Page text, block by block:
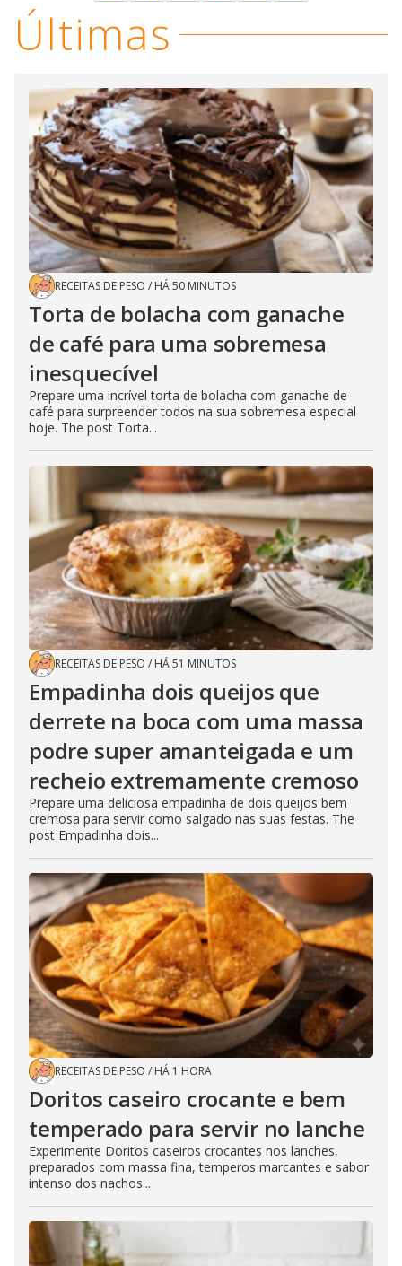
Últimas
RECEITAS DE PESO / HÁ 50 MINUTOS
Torta de bolacha com ganache
de café para uma sobremesa
inesquecível
Prepare uma incrível torta de bolacha com ganache de
café para surpreender todos na sua sobremesa especial
hoje. The post Torta...
RECEITAS DE PESO / HÁ 51 MINUTOS
Empadinha dois queijos que
derrete na boca com uma massa
podre super amanteigada e um
recheio extremamente cremoso
Prepare uma deliciosa empadinha de dois queijos bem
cremosa para servir como salgado nas suas festas. The
post Empadinha dois...
RECEITAS DE PESO / HÁ 1 HORA
Doritos caseiro crocante e bem
temperado para servir no lanche
Experimente Doritos caseiros crocantes nos lanches,
preparados com massa fina, temperos marcantes e sabor
intenso dos nachos...